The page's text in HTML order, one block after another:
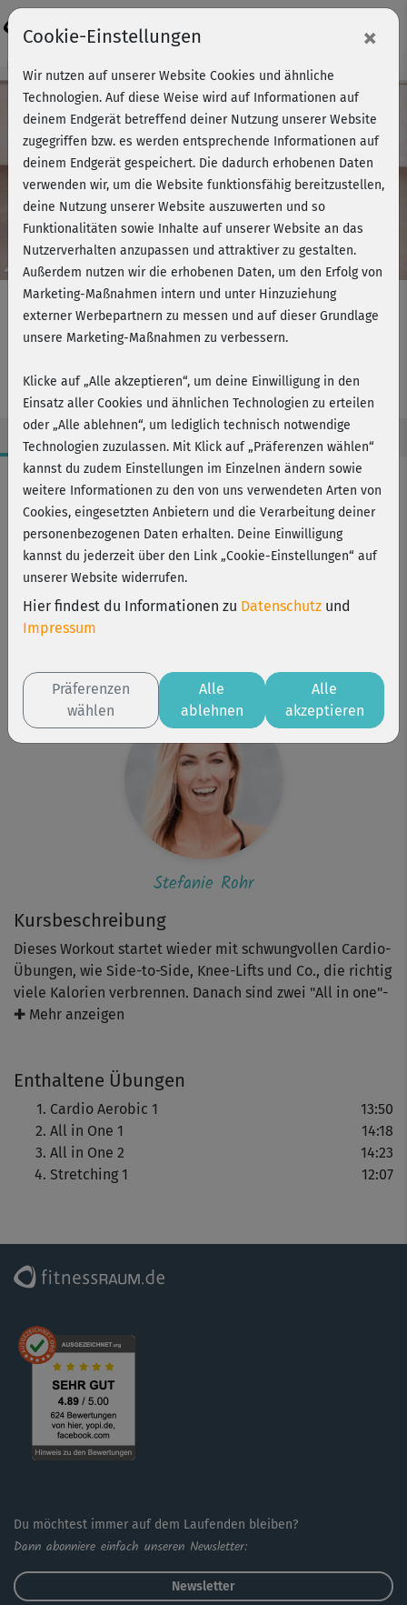
Play
Video
Kursvorschau - Jetzt mitmachen!
Schlank & fit - Cardio, All in one 1
(Kurs 21)
Kursbeschreibung
Dieses Workout startet wieder mit schwungvollen Cardio-
Übungen, wie Side-to-Side, Knee-Lifts und Co., die richtig
viele Kalorien verbrennen. Danach sind zwei "All in one"-
Blöcke dran, die deinen Körper mit weiteren Ausdauer-
Bänder. Achte bei allen Übungen auf eine gute
Körperspannung und -haltung. Bleibe dabei bei der
Intensität, die für dich gut machbar ist.
Hinweis: Die verschiedenen Kursvarianten sind so
aufgebaut, dass du sie auch als mehrwöchiges Programm
deinen Trainingskalender eintragen und die Pausentage
✚ Mehr anzeigen
Enthaltene Übungen
Cardio Aerobic 1
13:50
All in One 1
14:18
All in One 2
14:23
Stretching 1
12:07
Workout-Facts
mittelschwer
55 Min
419 kcal
Matte
Schlank & fit
Stefanie Rohr
Du möchtest immer auf dem Laufenden bleiben?
Dann abonniere einfach unseren Newsletter:
Newsletter
Cookie-Einstellungen ×
Wir nutzen auf unserer Website Cookies und ähnliche
Technologien. Auf diese Weise wird auf Informationen auf
deinem Endgerät betreffend deiner Nutzung unserer Website
zugegriffen bzw. es werden entsprechende Informationen auf
deinem Endgerät gespeichert. Die dadurch erhobenen Daten
verwenden wir, um die Website funktionsfähig bereitzustellen,
deine Nutzung unserer Website auszuwerten und so
Funktionalitäten sowie Inhalte auf unserer Website an das
Nutzerverhalten anzupassen und attraktiver zu gestalten.
Außerdem nutzen wir die erhobenen Daten, um den Erfolg von
Marketing-Maßnahmen intern und unter Hinzuziehung
externer Werbepartnern zu messen und auf dieser Grundlage
unsere Marketing-Maßnahmen zu verbessern.
Klicke auf „Alle akzeptieren“, um deine Einwilligung in den
Einsatz aller Cookies und ähnlichen Technologien zu erteilen
oder „Alle ablehnen“, um lediglich technisch notwendige
Technologien zuzulassen. Mit Klick auf „Präferenzen wählen“
kannst du zudem Einstellungen im Einzelnen ändern sowie
weitere Informationen zu den von uns verwendeten Arten von
Cookies, eingesetzten Anbietern und die Verarbeitung deiner
personenbezogenen Daten erhalten. Deine Einwilligung
kannst du jederzeit über den Link „Cookie-Einstellungen“ auf
unserer Website widerrufen.
Hier findest du Informationen zu Datenschutz und
Impressum
Präferenzen
wählen
Alle
ablehnen
Alle
akzeptieren